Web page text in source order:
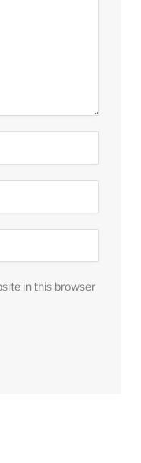
in this browser